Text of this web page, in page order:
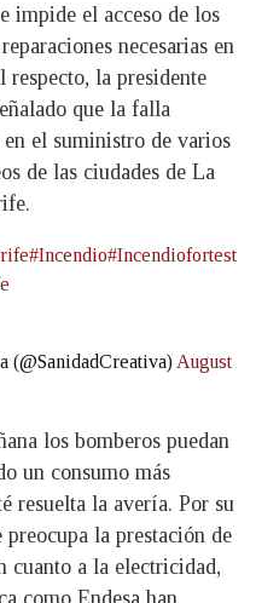
impide el acceso de los
necesarias en
la presidente
que la falla
el suministro de varios
de las ciudades de La
#Incendio#Incendiofortest
August
los bomberos puedan
un consumo más
resuelta la avería. Por su
la prestación de
cuanto a la electricidad,
como Endesa han